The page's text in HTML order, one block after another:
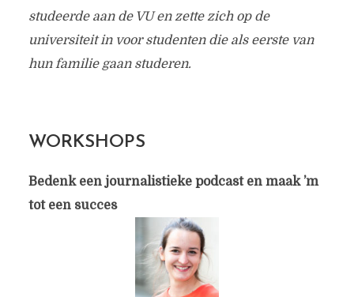
studeerde aan de VU en zette zich op de
universiteit in voor studenten die als eerste van
hun familie gaan studeren.
WORKSHOPS
Bedenk een journalistieke podcast en maak ’m
tot een succes